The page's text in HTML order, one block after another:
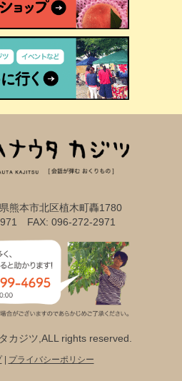
熊本市北区植木町轟1780
FAX: 096-272-2971
カジツ,ALL rights reserved.
| プライバシーポリシー